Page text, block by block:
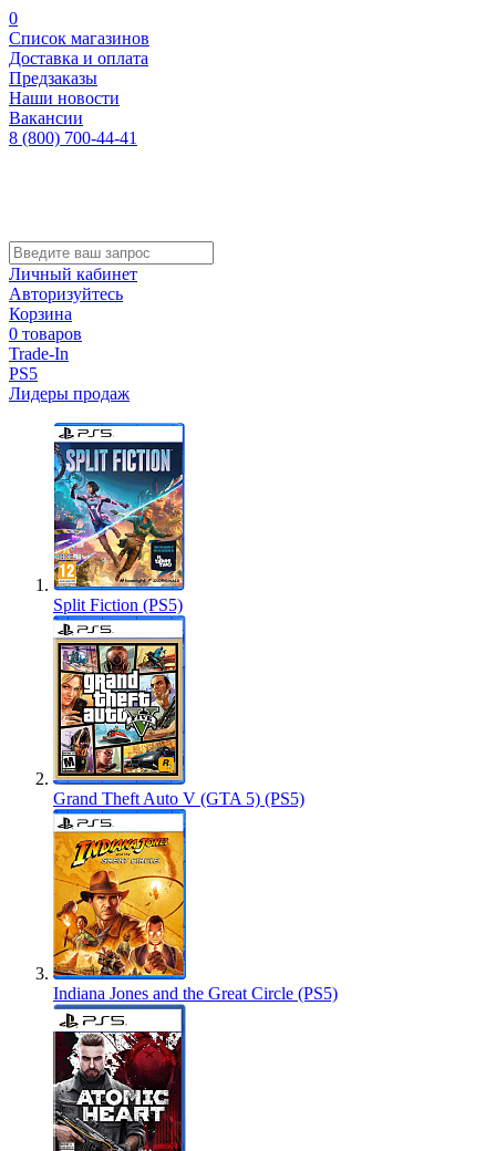
0
Список магазинов
Доставка и оплата
Предзаказы
Наши новости
Вакансии
8 (800) 700-44-41
Личный кабинет
Авторизуйтесь
Корзина
0 товаров
Trade-In
PS5
Лидеры продаж
Split Fiction (PS5)
Grand Theft Auto V (GTA 5) (PS5)
Indiana Jones and the Great Circle (PS5)